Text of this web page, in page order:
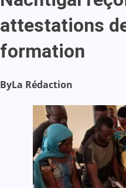
attestations
formation
ByLa Rédaction